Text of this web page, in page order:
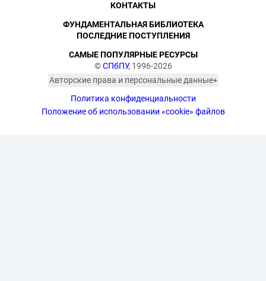
©СПбПУ, 1996-2026
Авторские права и персональные данные
изображённых лиц в соответствии
с требованиями законодательства
Политика конфиденциальности
Положение об использовании «cookie» файлов
КОНТАКТЫ
ФУНДАМЕНТАЛЬНАЯ БИБЛИОТЕКА
ПОСЛЕДНИЕ ПОСТУПЛЕНИЯ
САМЫЕ ПОПУЛЯРНЫЕ РЕСУРСЫ